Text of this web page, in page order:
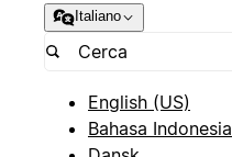
Italiano
English (US)
Bahasa Indonesia